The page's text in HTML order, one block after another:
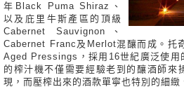
年Black Puma Shiraz、
以及庇里牛斯產區的頂級
Cabernet Sauvignon、
Cabernet Franc及Merlot混釀而成。托
Aged Pressings，採用16世紀廣泛使用
的榨汁機不僅需要經驗老到的釀酒師來
現，而壓榨出來的酒款單寧也特別的細緻